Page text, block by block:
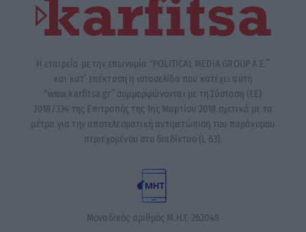
Η εταιρεία με την επωνυμία “POLITICAL MEDIA GROUP A.E.”
και κατ’ επέκταση η ιστοσελίδα που κατέχει αυτή
“www.karfitsa.gr” συμμορφώνονται με τη Σύσταση (ΕΕ)
2018/334 της Επιτροπής της 1ης Μαρτίου 2018 σχετικά με τα
μέτρα για την αποτελεσματική αντιμετώπιση του παράνομου
περιεχομένου στο διαδίκτυο (L 63).
Μοναδικός αριθμός Μ.Η.Τ. 262048